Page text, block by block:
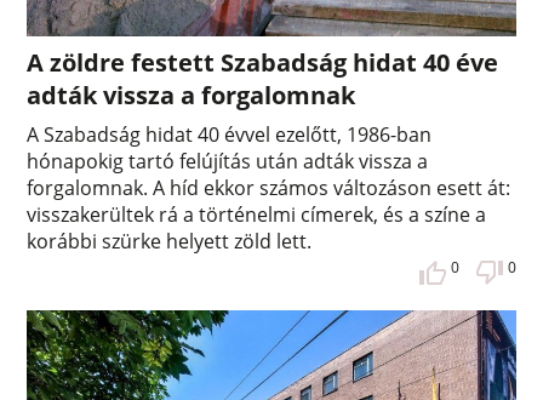
A zöldre festett Szabadság hidat 40 éve
adták vissza a forgalomnak
A Szabadság hidat 40 évvel ezelőtt, 1986-ban
hónapokig tartó felújítás után adták vissza a
forgalomnak. A híd ekkor számos változáson esett át:
visszakerültek rá a történelmi címerek, és a színe a
korábbi szürke helyett zöld lett.
0 0